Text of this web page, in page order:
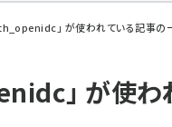
」 が使われている記事の
」 が使わ